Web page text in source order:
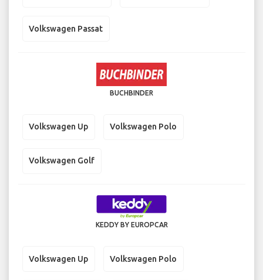
Volkswagen Passat
BUCHBINDER
Volkswagen Up Volkswagen Polo
Volkswagen Golf
KEDDY BY EUROPCAR
Volkswagen Up Volkswagen Polo